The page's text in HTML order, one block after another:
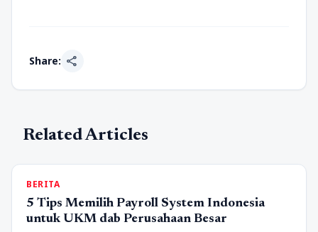
Share: share
Related Articles
BERITA
5 Tips Memilih Payroll System Indonesia
untuk UKM dab Perusahaan Besar